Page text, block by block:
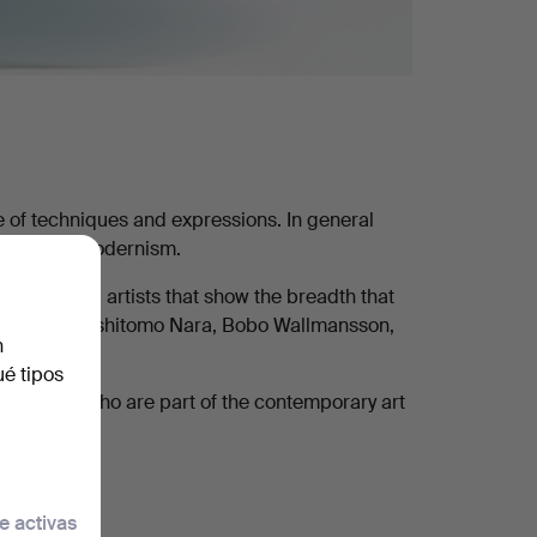
techniques and expressions. In general
to modernism.
artists that show the breadth that
Yoshitomo Nara, Bobo Wallmansson,
artists who are part of the contemporary art
tipos
activas